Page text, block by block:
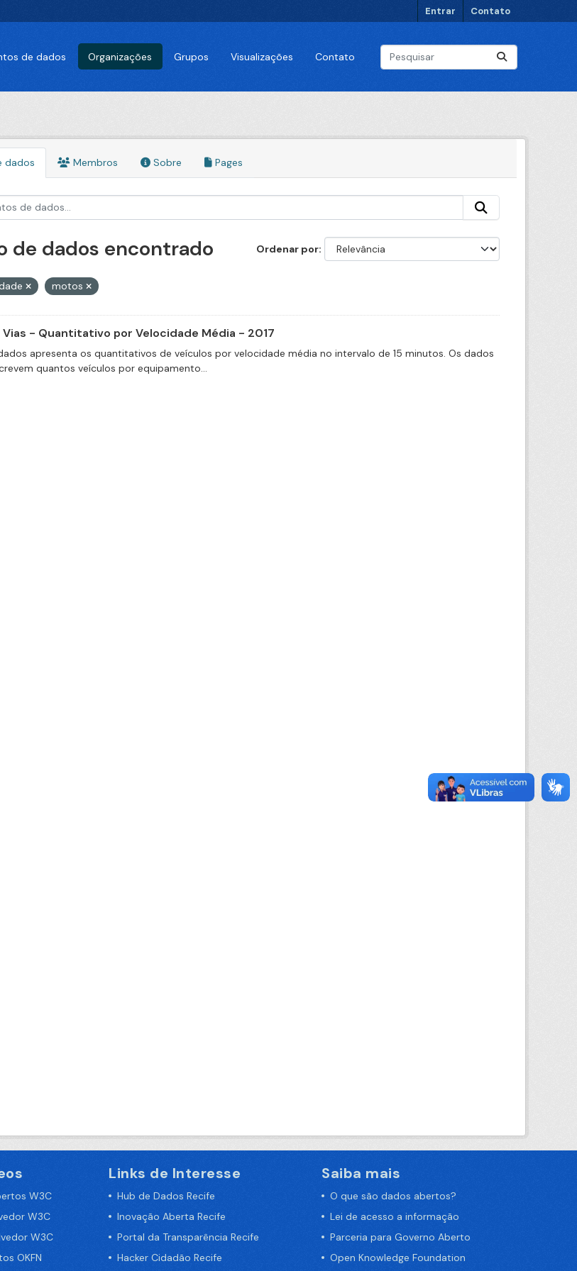
Entrar Contato
de dados Organizações Grupos Visualizações Contato
dados Membros Sobre Pages
Ordenar por
de dados encontrado
motos
- Quantitativo por Velocidade Média - 2017
apresenta os quantitativos de veículos por velocidade média no intervalo de 15 minutos. Os dados
quantos veículos por equipamento...
W3C
W3C
W3C
OKFN
Links de Interesse
Hub de Dados Recife
Inovação Aberta Recife
Portal da Transparência Recife
Hacker Cidadão Recife
Saiba mais
O que são dados abertos?
Lei de acesso a informação
Parceria para Governo Aberto
Open Knowledge Foundation